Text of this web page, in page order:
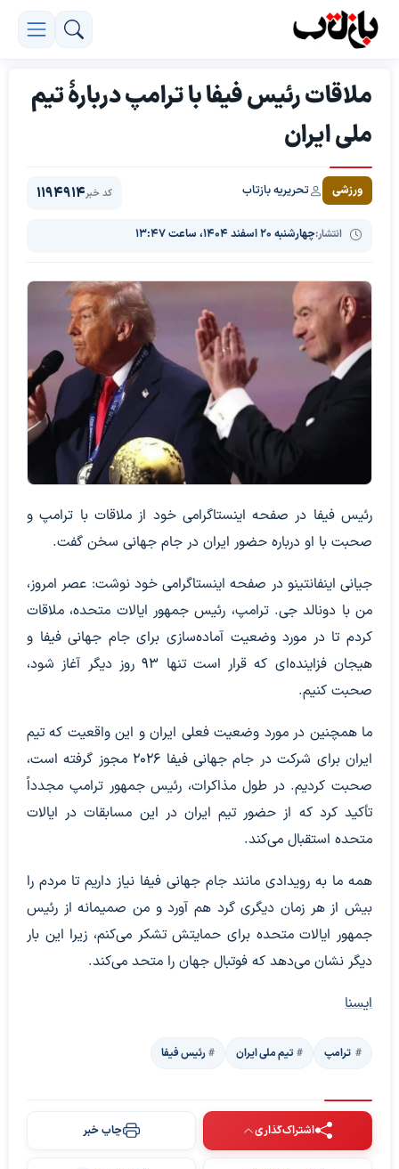
ملاقات رئیس فیفا با ترامپ دربارۀ تیم
ملی ایران
ورزشی تحریریه بازتاب
انتشار:چهارشنبه ۲۰ اسفند ۱۴۰۴، ساعت ۱۳:۴۷
کد خبر1194914
رئیس فیفا در صفحه اینستاگرامی خود از ملاقات با ترامپ و
صحبت با او درباره حضور ایران در جام جهانی سخن گفت.
جیانی اینفانتینو در صفحه اینستاگرامی خود نوشت: عصر امروز،
من با دونالد جی. ترامپ، رئیس جمهور ایالات متحده، ملاقات
کردم تا در مورد وضعیت آماده‌سازی برای جام جهانی فیفا و
هیجان فزاینده‌ای که قرار است تنها ۹۳ روز دیگر آغاز شود،
صحبت کنیم.
ما همچنین در مورد وضعیت فعلی ایران و این واقعیت که تیم
ایران برای شرکت در جام جهانی فیفا ۲۰۲۶ مجوز گرفته است،
صحبت کردیم. در طول مذاکرات، رئیس جمهور ترامپ مجدداً
تأکید کرد که از حضور تیم ایران در این مسابقات در ایالات
متحده استقبال می‌کند.
همه ما به رویدادی مانند جام جهانی فیفا نیاز داریم تا مردم را
بیش از هر زمان دیگری گرد هم آورد و من صمیمانه از رئیس
جمهور ایالات متحده برای حمایتش تشکر می‌کنم، زیرا این بار
دیگر نشان می‌دهد که فوتبال جهان را متحد می‌کند.
ایسنا
‍‍‍ ترامپ تیم ملی ایران رئیس فیفا
اشتراک‌گذاری چاپ خبر